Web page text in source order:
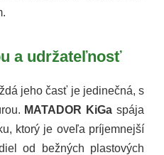
a udržateľnosť
jeho časť je jedinečná, s
MATADOR KiGa spája
ktorý je oveľa príjemnejší
od bežných plastových